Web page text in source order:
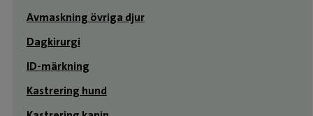
Avmaskning övriga djur
Dagkirurgi
ID-märkning
Kastrering hund